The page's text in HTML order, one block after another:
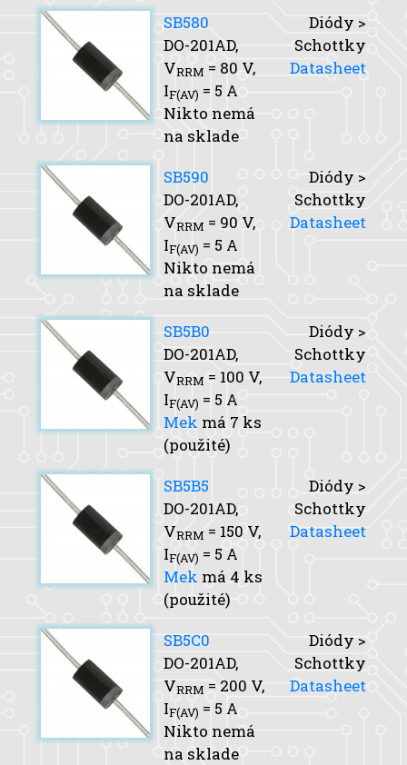
SB580
DO-201AD,
VRRM = 80 V,
IF(AV) = 5 A
Nikto nemá
na sklade
Diódy >
Schottky
Datasheet
SB590
DO-201AD,
VRRM = 90 V,
IF(AV) = 5 A
Nikto nemá
na sklade
Diódy >
Schottky
Datasheet
SB5B0
DO-201AD,
VRRM = 100 V,
IF(AV) = 5 A
Mek má 7 ks
(použité)
Diódy >
Schottky
Datasheet
SB5B5
DO-201AD,
VRRM = 150 V,
IF(AV) = 5 A
Mek má 4 ks
(použité)
Diódy >
Schottky
Datasheet
SB5C0
DO-201AD,
VRRM = 200 V,
IF(AV) = 5 A
Nikto nemá
na sklade
Diódy >
Schottky
Datasheet